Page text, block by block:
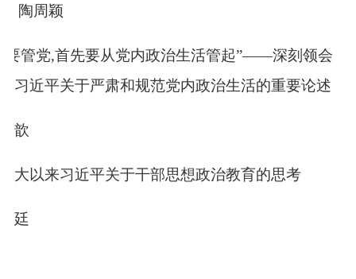
陶周颖
要管党,首先要从党内政治生活管起”——深刻领会
习近平关于严肃和规范党内政治生活的重要论述
歆
大以来习近平关于干部思想政治教育的思考
廷